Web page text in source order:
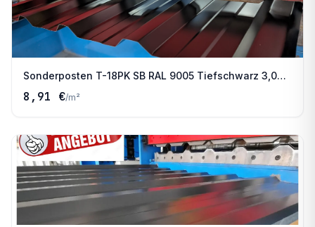
Sonderposten T-18PK SB RAL 9005 Tiefschwarz 3,00
m
8,91 €/m²